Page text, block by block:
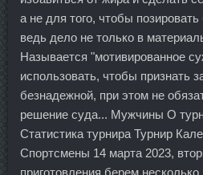
а не для того, чтобы
ведь дело не только в
Называется "мотивированное
использовать, чтобы признать
безнадежной, при этом не
решение суда... Мужчины О
Статистика турнира Турнир
Спортсмены 14 марта 2023,
приготовления берем